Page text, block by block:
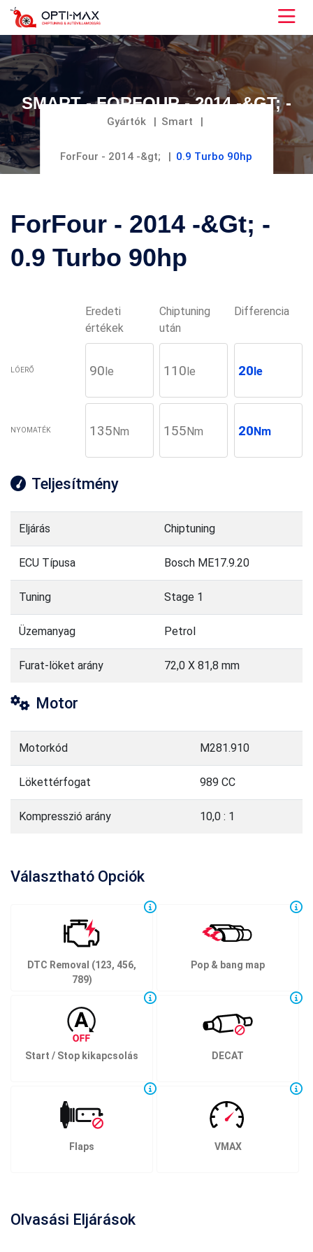
SMART - FORFOUR - 2014 -&GT; -
0.9 TURBO 90HP
Gyártók Smart
ForFour - 2014 -&gt; 0.9 Turbo 90hp
ForFour - 2014 -&gt; -
0.9 Turbo 90hp
Eredeti
értékek
Chiptuning
után
Differencia
LÓERŐ 90le 110le 20le
NYOMATÉK 135Nm 155Nm 20Nm
Teljesítmény
Eljárás Chiptuning
ECU Típusa Bosch ME17.9.20
Tuning Stage 1
Üzemanyag Petrol
Furat-löket arány 72,0 X 81,8 mm
Motor
Motorkód M281.910
Lökettérfogat 989 CC
Kompresszió arány 10,0 : 1
Választható Opciók
DTC Removal (123, 456,
789)
Pop & bang map
Start / Stop kikapcsolás DECAT
Flaps VMAX
Olvasási Eljárások